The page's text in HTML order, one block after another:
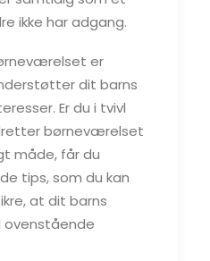
ikke har adgang.
er
dit barns
Er du i tvivl
børneværelset
måde, får du
tips, som du kan
at dit barns